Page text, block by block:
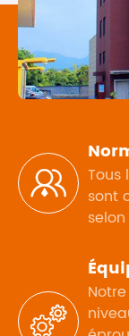

Tous
sont
selon
